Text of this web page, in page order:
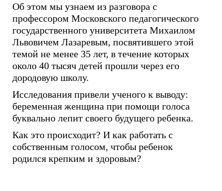
Об этом мы узнаем из разговора с
профессором Московского педагогического
государственного университета Михаилом
Львовичем Лазаревым, посвятившего этой
темой не менее 35 лет, в течение которых
около 40 тысяч детей прошли через его
дородовую школу.
Исследования привели ученого к выводу:
беременная женщина при помощи голоса
буквально лепит своего будущего ребенка.
Как это происходит? И как работать с
собственным голосом, чтобы ребенок
родился крепким и здоровым?